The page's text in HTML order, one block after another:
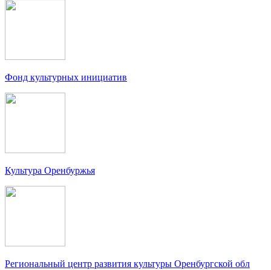
Фонд культурных инициатив
Культура Оренбуржья
Региональный центр развития культуры Оренбургской обл